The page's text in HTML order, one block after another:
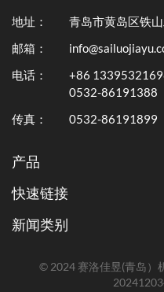
地址：
青岛市黄岛区铁
邮箱：
电话：
+86
0532-86191388
传真：
0532-86191899
产品
快速链接
新闻类别
© 2024 赛洛佳昱(青岛）